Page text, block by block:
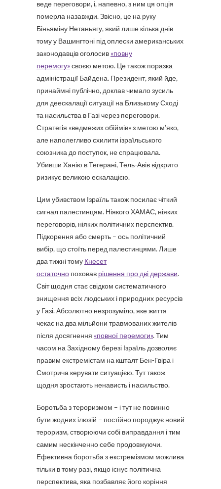
веде переговори, і, напевно, з ним ця опція
померла назавжди. Звісно, це на руку
Біньяміну Нетаньягу, який лише кілька днів
тому у Вашингтоні під оплески американських
законодавців оголосив «повну
перемогу»своєю метою. Це також поразка
адміністрації Байдена. Президент, який йде,
принаймні публічно, доклав чимало зусиль
для деескалації ситуації на Близькому Сході
та насильства в Газі через переговори.
Стратегія «ведмежих обіймів» з метою м’яко,
але наполегливо схилити ізраїльського
союзника до поступок, не спрацювала.
Убивши Ханію в Тегерані, Тель-Авів відкрито
ризикує великою ескалацією.
Цим убивством Ізраїль також посилає чіткий
сигнал палестинцям. Ніякого ХАМАС, ніяких
переговорів, ніяких політичних перспектив.
Підкорення або смерть – ось політичний
вибір, що стоїть перед палестинцями. Лише
два тижні тому Кнесет
остаточно поховав рішення про дві держави.
Світ щодня стає свідком систематичного
знищення всіх людських і природних ресурсів
у Газі. Абсолютно незрозуміло, яке життя
чекає на два мільйони травмованих жителів
після досягнення «повної перемоги». Тим
часом на Західному березі Ізраїль дозволяє
правим екстремістам на кшталт Бен-Гвіра і
Смотрича керувати ситуацією. Тут також
щодня зростають ненависть і насильство.
Боротьба з тероризмом – і тут не повинно
бути жодних ілюзій – постійно породжує новий
тероризм, створюючи собі виправдання і тим
самим нескінченно себе продовжуючи.
Ефективна боротьба з екстремізмом можлива
тільки в тому разі, якщо існує політична
перспектива, яка позбавляє його коріння